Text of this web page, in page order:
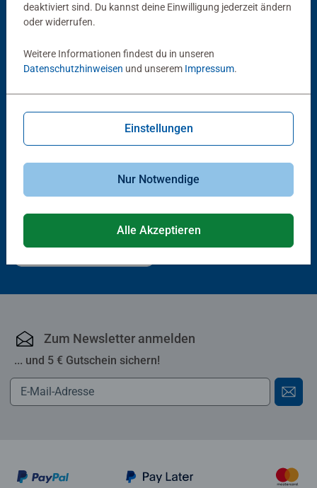
Beliebte Auswahl
Fußball-Stars - Alles über
Zum Newsletter anmelden
... und 5 € Gutschein sichern!
deaktiviert sind. Du kannst deine Einwilligung jederzeit ändern
oder widerrufen.
Weitere Informationen findest du in unseren
Datenschutzhinweisen und unserem Impressum.
Einstellungen
Nur Notwendige
Alle Akzeptieren